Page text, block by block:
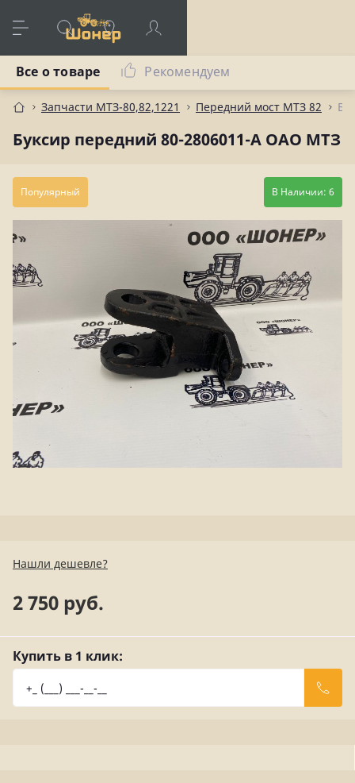
Запчасти МТЗ-80,82,1221 Передний мост МТЗ 82
Буксир передний 80-2806011-А ОАО МТЗ
Все о товаре Рекомендуем
Популярный В Наличии: 6
Нашли дешевле?
2 750 руб.
Купить в 1 клик: